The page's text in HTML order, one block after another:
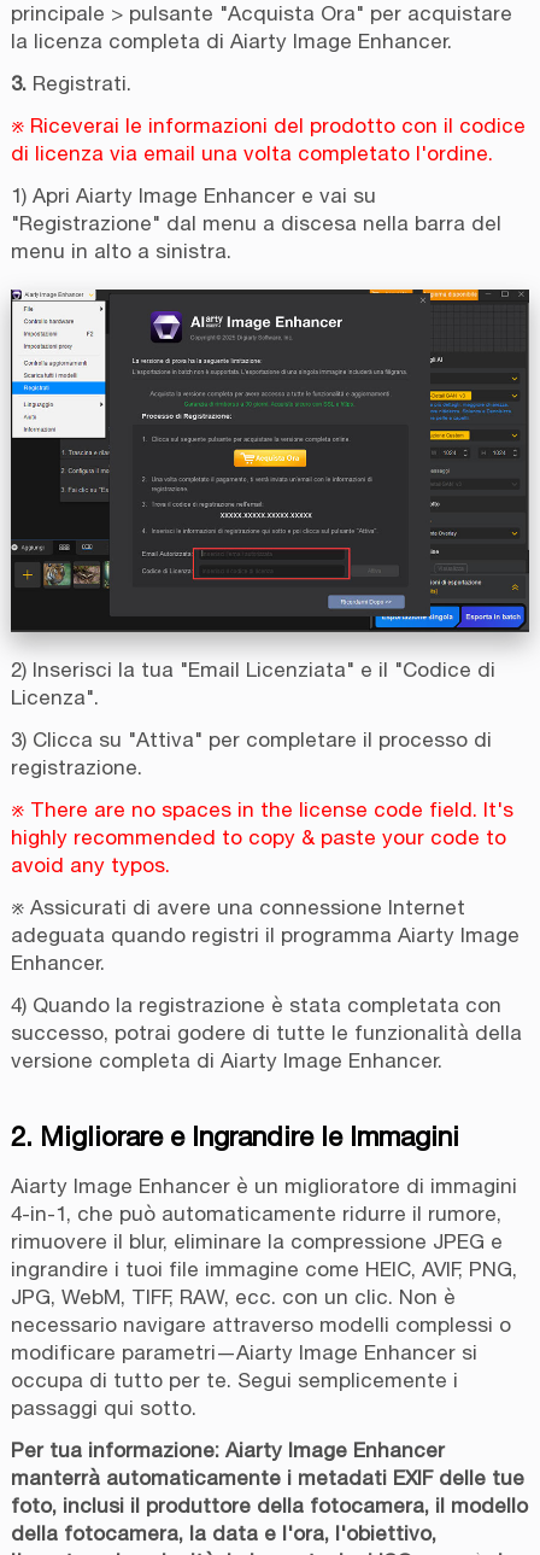
principale > pulsante "Acquista Ora" per acquistare
la licenza completa di Aiarty Image Enhancer.
3.Registrati.
※ Riceverai le informazioni del prodotto con il codice
di licenza via email una volta completato l'ordine.
1) Apri Aiarty Image Enhancer e vai su
"Registrazione" dal menu a discesa nella barra del
menu in alto a sinistra.
2) Inserisci la tua "Email Licenziata" e il "Codice di
Licenza".
3) Clicca su "Attiva" per completare il processo di
registrazione.
※ There are no spaces in the license code field. It's
highly recommended to copy & paste your code to
avoid any typos.
※ Assicurati di avere una connessione Internet
adeguata quando registri il programma Aiarty Image
Enhancer.
4) Quando la registrazione è stata completata con
successo, potrai godere di tutte le funzionalità della
versione completa di Aiarty Image Enhancer.
2. Migliorare e Ingrandire le Immagini
Aiarty Image Enhancer è un miglioratore di immagini
4-in-1, che può automaticamente ridurre il rumore,
rimuovere il blur, eliminare la compressione JPEG e
ingrandire i tuoi file immagine come HEIC, AVIF, PNG,
JPG, WebM, TIFF, RAW, ecc. con un clic. Non è
necessario navigare attraverso modelli complessi o
modificare parametri—Aiarty Image Enhancer si
occupa di tutto per te. Segui semplicemente i
passaggi qui sotto.
Per tua informazione: Aiarty Image Enhancer
manterrà automaticamente i metadati EXIF delle tue
foto, inclusi il produttore della fotocamera, il modello
della fotocamera, la data e l'ora, l'obiettivo,